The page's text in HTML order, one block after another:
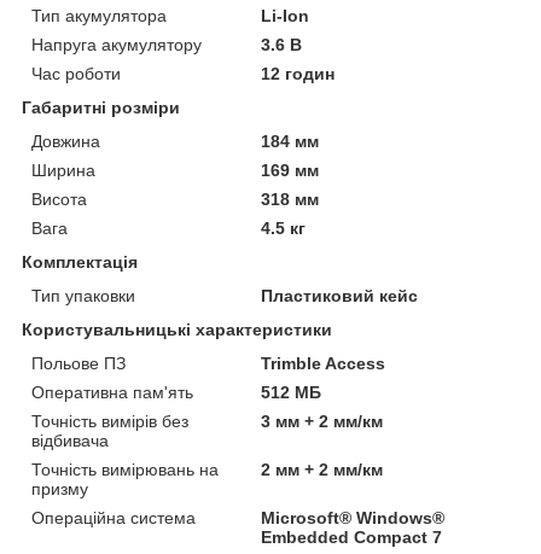
Тип акумулятора
Li-Ion
Напруга акумулятору
3.6 В
Час роботи
12 годин
Габаритні розміри
Довжина
184 мм
Ширина
169 мм
Висота
318 мм
Вага
4.5 кг
Комплектація
Тип упаковки
Пластиковий кейс
Користувальницькі характеристики
Польове ПЗ
Trimble Access
Оперативна пам'ять
512 МБ
Точність вимірів без
відбивача
3 мм + 2 мм/км
Точність вимірювань на
призму
2 мм + 2 мм/км
Операційна система
Microsoft® Windows®
Embedded Compact 7